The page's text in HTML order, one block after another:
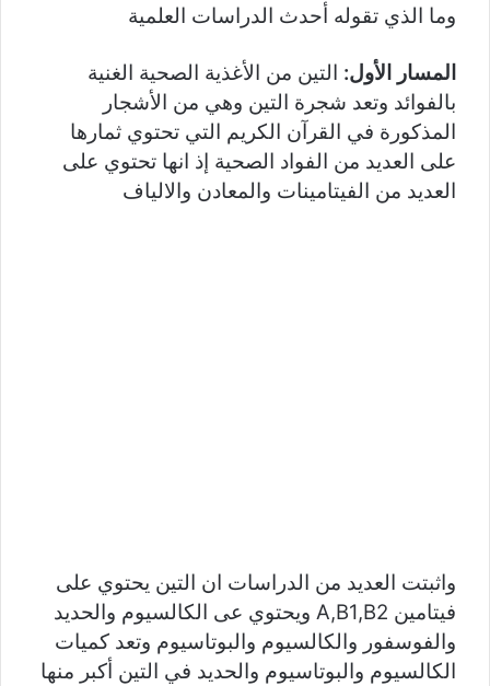
وما الذي تقوله أحدث الدراسات العلمية
المسار الأول: التين من الأغذية الصحية الغنية
بالفوائد وتعد شجرة التين وهي من الأشجار
المذكورة في القرآن الكريم التي تحتوي ثمارها
على العديد من الفواد الصحية إذ انها تحتوي على
العديد من الفيتامينات والمعادن والالياف
واثبتت العديد من الدراسات ان التين يحتوي على
فيتامين A,B1,B2 ويحتوي عى الكالسيوم والحديد
والفوسفور والكالسيوم والبوتاسيوم وتعد كميات
الكالسيوم والبوتاسيوم والحديد في التين أكبر منها